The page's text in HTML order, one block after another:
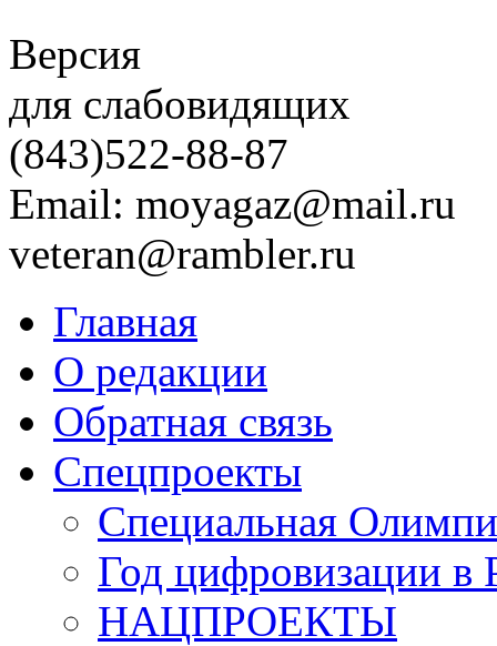
Версия
для слабовидящих
(843)522-88-87
Email: moyagaz@mail.ru
veteran@rambler.ru
Главная
О редакции
Обратная связь
Спецпроекты
Специальная
Год цифровизации в
НАЦПРОЕКТЫ